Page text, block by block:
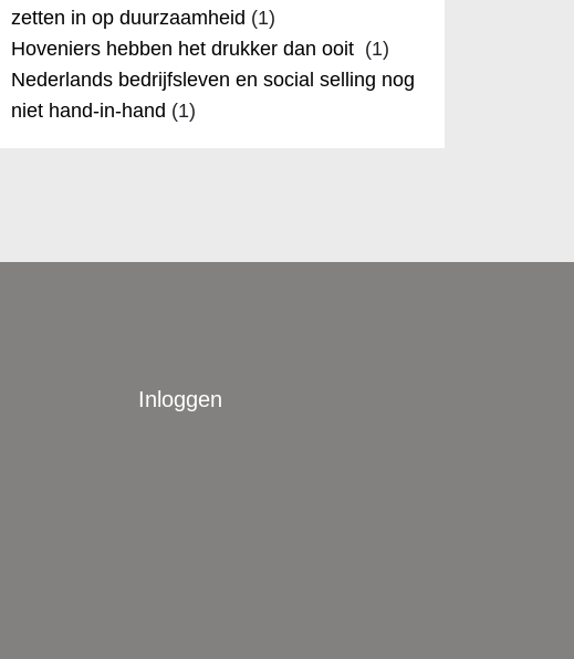
zetten in op duurzaamheid (1)
Hoveniers hebben het drukker dan ooit (1)
Nederlands bedrijfsleven en social selling nog
niet hand-in-hand (1)
Inloggen